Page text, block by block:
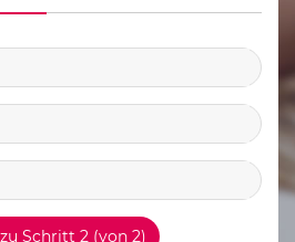
Schritt 2 (von 2)